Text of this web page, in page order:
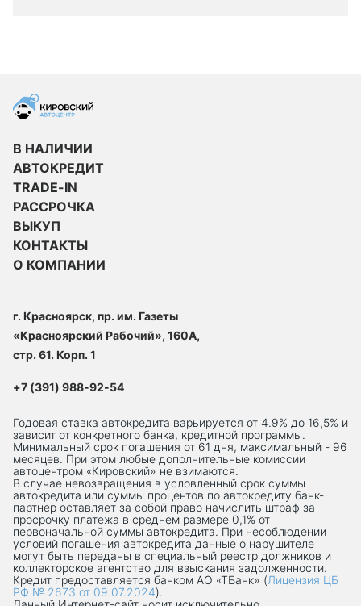
В НАЛИЧИИ
АВТОКРЕДИТ
TRADE-IN
РАССРОЧКА
ВЫКУП
КОНТАКТЫ
О КОМПАНИИ
г. Красноярск, пр. им. Газеты
«Красноярский Рабочий», 160А,
стр. 61. Корп. 1
+7 (391) 988-92-54
Годовая ставка автокредита варьируется от 4.9% до 16,5% и
зависит от конкретного банка, кредитной программы.
Минимальный срок погашения от 61 дня, максимальный - 96
месяцев. При этом любые дополнительные комиссии
автоцентром «Кировский» не взимаются.
В случае невозвращения в условленный срок суммы
автокредита или суммы процентов по автокредиту банк-
партнер оставляет за собой право начислить штраф за
просрочку платежа в среднем размере 0,1% от
первоначальной суммы автокредита. При несоблюдении
условий погашения автокредита данные о нарушителе
могут быть переданы в специальный реестр должников и
коллекторское агентство для взыскания задолженности.
Кредит предоставляется банком АО «ТБанк» (Лицензия ЦБ
РФ № 2673 от 09.07.2024).